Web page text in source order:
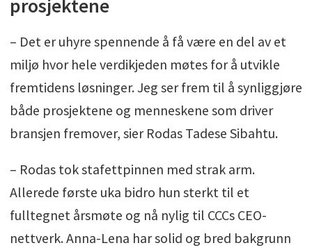
prosjektene
– Det er uhyre spennende å få være en del av et
miljø hvor hele verdikjeden møtes for å utvikle
fremtidens løsninger. Jeg ser frem til å synliggjøre
både prosjektene og menneskene som driver
bransjen fremover, sier Rodas Tadese Sibahtu.
– Rodas tok stafettpinnen med strak arm.
Allerede første uka bidro hun sterkt til et
fulltegnet årsmøte og nå nylig til CCCs CEO-
nettverk. Anna-Lena har solid og bred bakgrunn